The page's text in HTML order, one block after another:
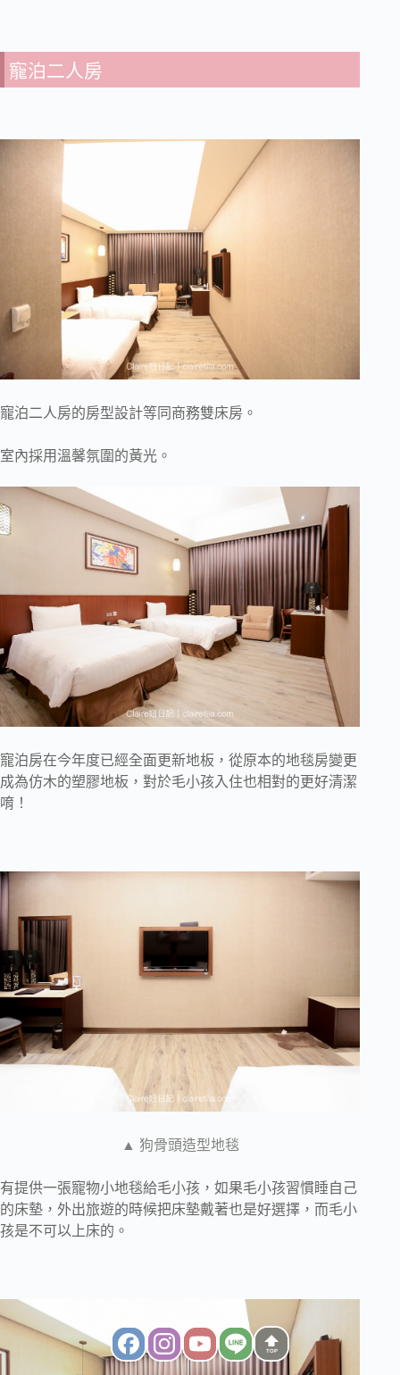
寵泊二人房
寵泊二人房的房型設計等同商務雙床房。
室內採用溫馨氛圍的黃光。
寵泊房在今年度已經全面更新地板，從原本的地毯房變更
成為仿木的塑膠地板，對於毛小孩入住也相對的更好清潔
唷！
▲ 狗骨頭造型地毯
有提供一張寵物小地毯給毛小孩，如果毛小孩習慣睡自己
的床墊，外出旅遊的時候把床墊戴著也是好選擇，而毛小
孩是不可以上床的。
TOP